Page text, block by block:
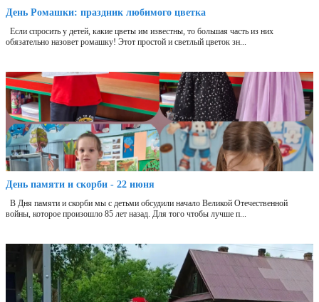
День Ромашки: праздник любимого цветка
Если спросить у детей, какие цветы им известны, то большая часть из них
обязательно назовет ромашку! Этот простой и светлый цветок зн...
День памяти и скорби - 22 июня
В Дня памяти и скорби мы с детьми обсудили начало Великой Отечественной
войны, которое произошло 85 лет назад. Для того чтобы лучше п...